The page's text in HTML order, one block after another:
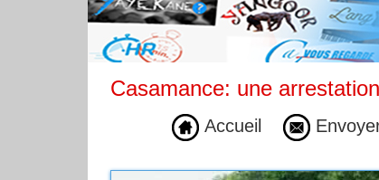
Casamance: une
Accueil